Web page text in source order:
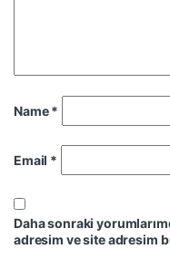
Name*
Email *
Daha sonraki
adresim ve site adresim